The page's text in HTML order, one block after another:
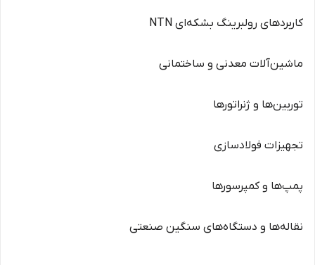
کاربردهای رولبرینگ بشکه‌ای NTN
ماشین‌آلات معدنی و ساختمانی
توربین‌ها و ژنراتورها
تجهیزات فولادسازی
پمپ‌ها و کمپرسورها
نقاله‌ها و دستگاه‌های سنگین صنعتی